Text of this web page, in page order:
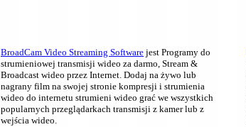
BroadCam Video Streaming Software jest Programy do
strumieniowej transmisji wideo za darmo, Stream &
Broadcast wideo przez Internet. Dodaj na żywo lub
nagrany film na swojej stronie kompresji i strumienia
wideo do internetu strumieni wideo grać we wszystkich
popularnych przeglądarkach transmisji z kamer lub z
wejścia wideo.